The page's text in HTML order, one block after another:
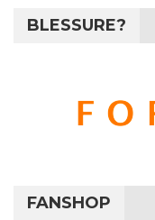
BLESSURE?
FANSHOP